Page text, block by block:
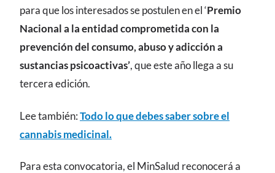
para que los interesados se postulen en el ‘Premio
Nacional a la entidad comprometida con la
prevención del consumo, abuso y adicción a
sustancias psicoactivas’, que este año llega a su
tercera edición.
Lee también:Todo lo que debes saber sobre el
cannabis medicinal.
Para esta convocatoria, el MinSalud reconocerá a